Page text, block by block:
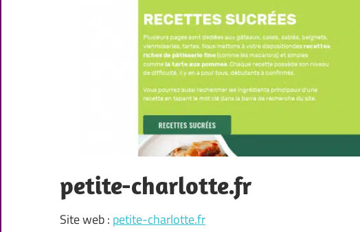
petite-charlotte.fr
Site web : petite-charlotte.fr